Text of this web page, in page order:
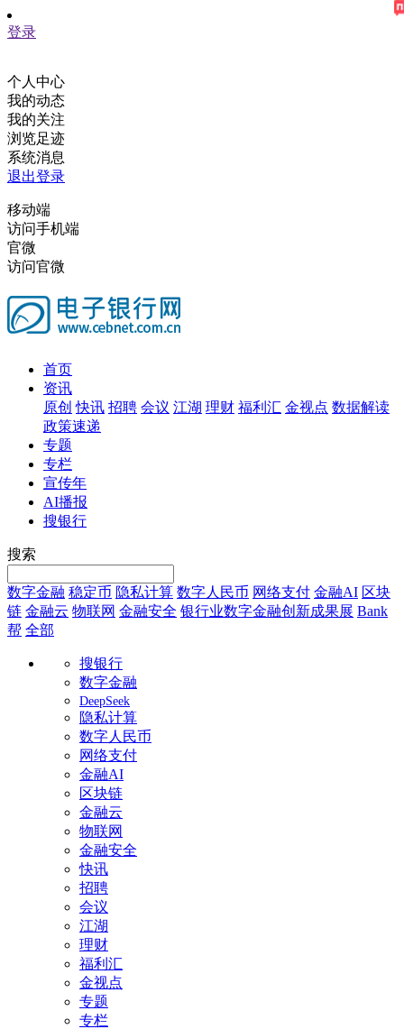
登录
个人中心
我的动态
我的关注
浏览足迹
系统消息
退出登录
移动端
访问手机端
官微
访问官微
首页
资讯
原创 快讯 招聘 会议 江湖 理财 福利汇 金视点 数据解读
政策速递
专题
专栏
宣传年
AI播报
搜银行
搜索
数字金融 稳定币 隐私计算 数字人民币 网络支付 金融AI 区块
链 金融云 物联网 金融安全 银行业数字金融创新成果展 Bank
帮 全部
搜银行
数字金融
DeepSeek
隐私计算
数字人民币
网络支付
金融AI
区块链
金融云
物联网
金融安全
快讯
招聘
会议
江湖
理财
福利汇
金视点
专题
专栏